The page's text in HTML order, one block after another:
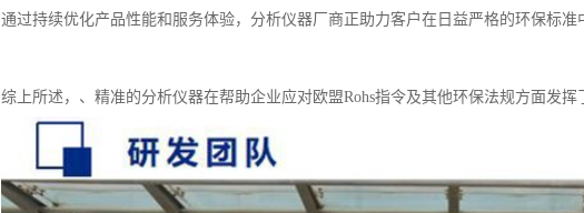
通过持续优化产品性能和服务体验，分析仪器厂商正助力客户在日益严格的环保标准
综上所述，、精准的分析仪器在帮助企业应对欧盟Rohs指令及其他环保法规方面发